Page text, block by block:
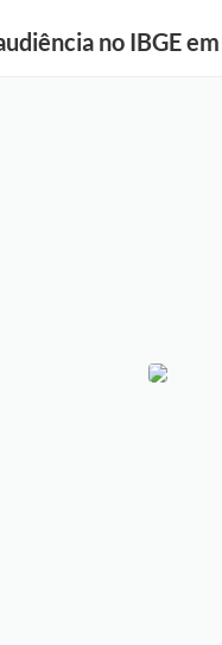
no IBGE